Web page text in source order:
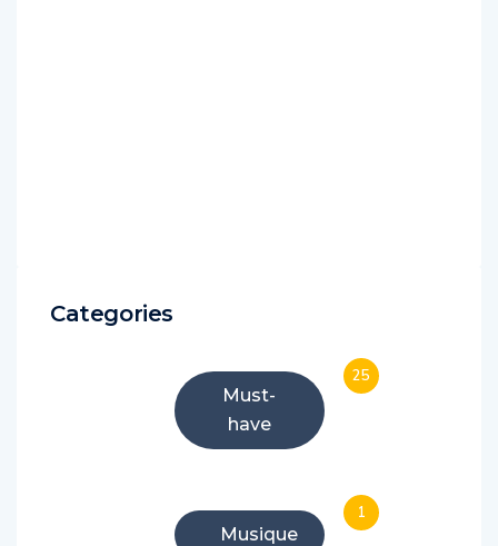
Categories
Must-
have
25
Musique
1